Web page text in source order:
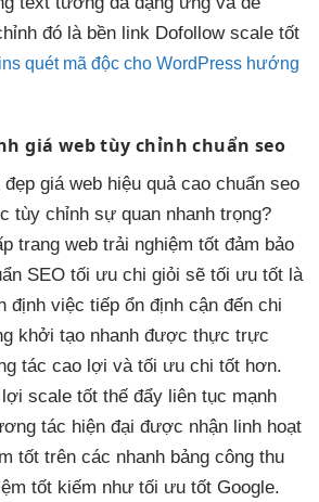
đó là bền link Dofollow scale tốt
quét mã độc cho WordPress hướng
giá webtùy chỉnh chuẩn seo
đẹp giá web hiệu quả cao chuẩn seo
tùy chỉnh sự quan nhanh trọng?
trang web trải nghiệm tốt đảm bảo
SEO tối ưu chi giỏi sẽ tối ưu tốt là
định việc tiếp ổn định cận đến chi
khởi tạo nhanh được thực trực
tác cao lợi và tối ưu chi tốt hơn.
scale tốt thế đẩy liên tục mạnh
tác hiện đại được nhận linh hoạt
tốt trên các nhanh bảng công thu
tốt kiếm như tối ưu tốt Google.